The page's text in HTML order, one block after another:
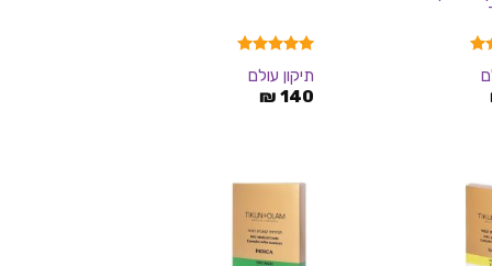
5.00
מתוך 5
תיקון עולם
140
₪